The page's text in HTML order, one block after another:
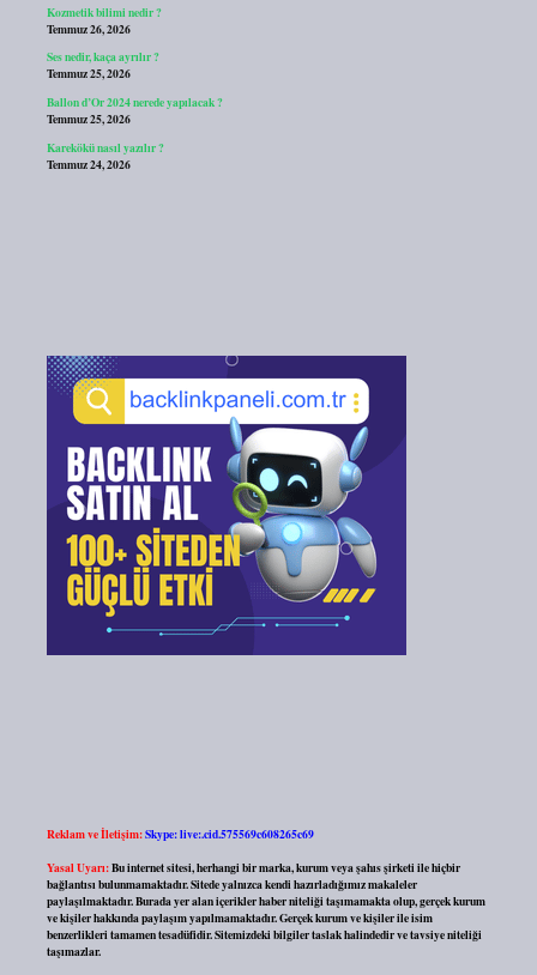
Kozmetik bilimi nedir ?
Temmuz 26, 2026
Ses nedir, kaça ayrılır ?
Temmuz 25, 2026
Ballon d’Or 2024 nerede yapılacak ?
Temmuz 25, 2026
Karekökü nasıl yazılır ?
Temmuz 24, 2026
Reklam ve İletişim:Skype: live:.cid.575569c608265c69
Yasal Uyarı:Bu internet sitesi, herhangi bir marka, kurum veya şahıs şirketi ile hiçbir
bağlantısı bulunmamaktadır. Sitede yalnızca kendi hazırladığımız makaleler
paylaşılmaktadır. Burada yer alan içerikler haber niteliği taşımamakta olup, gerçek kurum
ve kişiler hakkında paylaşım yapılmamaktadır. Gerçek kurum ve kişiler ile isim
benzerlikleri tamamen tesadüfidir. Sitemizdeki bilgiler taslak halindedir ve tavsiye niteliği
taşımazlar.